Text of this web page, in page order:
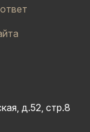
д.52, стр.8